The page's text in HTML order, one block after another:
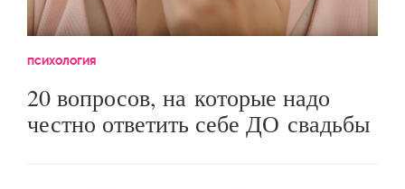
ПСИХОЛОГИЯ
20 вопросов, на которые надо
честно ответить себе ДО свадьбы